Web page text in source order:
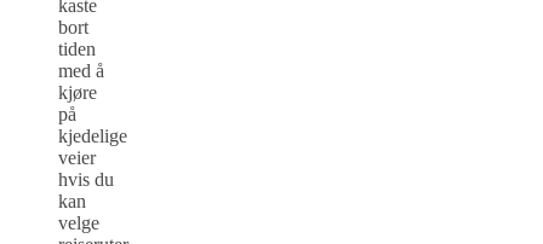
kaste
bort
tiden
med å
kjøre
på
kjedelige
veier
hvis du
kan
velge